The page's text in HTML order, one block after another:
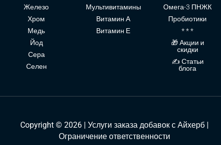
Железо
Хром
Медь
Йод
Сера
Селен
Мультивитамины
Витамин А
Витамин Е
Омега-3 ПНЖК
Пробиотики
* * *
🎁 Акции и
скидки
✍ Статьи
блога
Copyright © 2026 | Услуги заказа добавок с Айхерб |
Ограничение ответственности